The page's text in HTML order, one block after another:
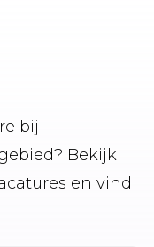
bij
Bekijk
en vind